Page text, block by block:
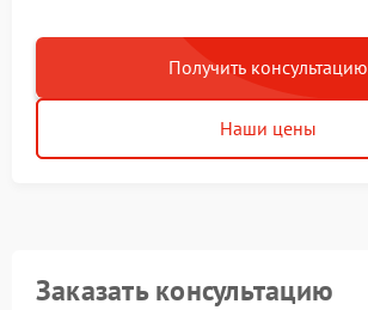
Получить консультацию
Наши цены
Заказать консультацию